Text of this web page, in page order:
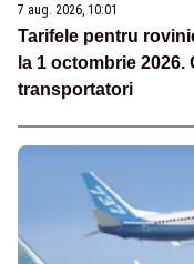
7 aug. 2026, 10:01
Tarifele pentru
la 1 octombrie
transportatori